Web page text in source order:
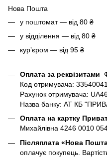
Нова Пошта
у поштомат — від 80 ₴
у відділення — від 80 ₴
курʼєром — від 95 ₴
Оплата за реквізитами
Код отримувача:
Рахунок отримувача:
Назва банку: АТ КБ
Оплата на картку
Михайлівна 4246 0010
Післяплата «Нова
оплачує покупець.